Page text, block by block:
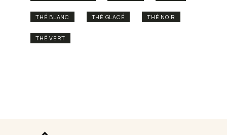
THÉ BLANC THÉ GLACÉ THÉ NOIR
THÉ VERT